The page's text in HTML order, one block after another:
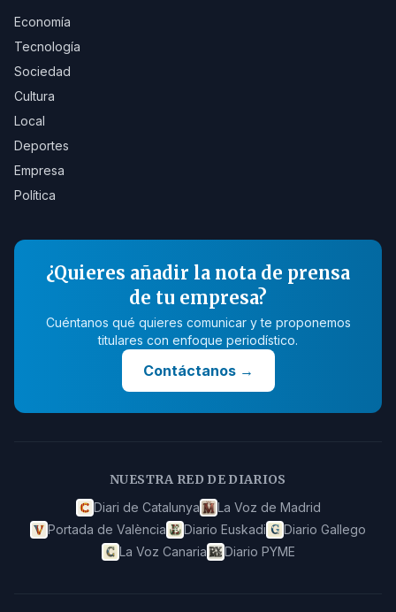
Economía
Tecnología
Sociedad
Cultura
Local
Deportes
Empresa
Política
¿Quieres añadir la nota de prensa
de tu empresa?
Cuéntanos qué quieres comunicar y te proponemos
titulares con enfoque periodístico.
Contáctanos→
NUESTRA RED DE DIARIOS
Diari de Catalunya
La Voz de Madrid
Portada de València
Diario Euskadi
Diario Gallego
La Voz Canaria
Diario PYME